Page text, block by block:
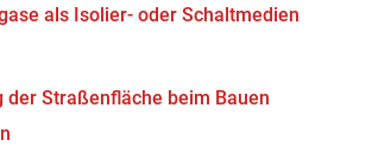
als Isolier- oder Schaltmedien
der Straßenfläche beim Bauen